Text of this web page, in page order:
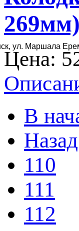
ул. Маршала
269мм)
Цена:
В
Назад
110
111
112